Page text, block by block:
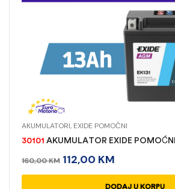
AKUMULATORI, EXIDE POMOĆNI
30101 AKUMULATOR EXIDE
160,00KM 112,00 KM
DODAJ U KORPU